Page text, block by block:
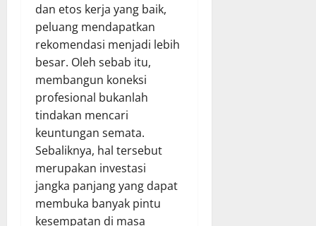
dan etos kerja yang baik,
peluang mendapatkan
rekomendasi menjadi lebih
besar. Oleh sebab itu,
membangun koneksi
profesional bukanlah
tindakan mencari
keuntungan semata.
Sebaliknya, hal tersebut
merupakan investasi
jangka panjang yang dapat
membuka banyak pintu
kesempatan di masa